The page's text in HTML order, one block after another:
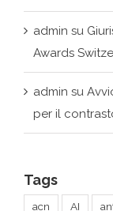
admin su
per il
Tags
Caterina Barberi
Comitato